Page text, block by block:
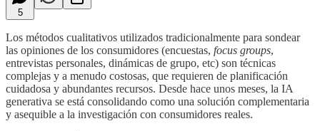
5
Los métodos cualitativos utilizados tradicionalmente para sondear
las opiniones de los consumidores (encuestas, focus groups,
entrevistas personales, dinámicas de grupo, etc) son técnicas
complejas y a menudo costosas, que requieren de planificación
cuidadosa y abundantes recursos. Desde hace unos meses, la IA
generativa se está consolidando como una solución complementaria
y asequible a la investigación con consumidores reales.